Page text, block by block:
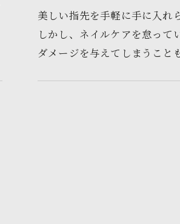
美しい指先を手軽に手に入れ
しかし、ネイルケアを怠って
ダメージを与えてしまうこと